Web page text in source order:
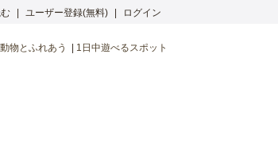
ユーザー登録(無料) ログイン
動物とふれあう 1日中遊べるスポット